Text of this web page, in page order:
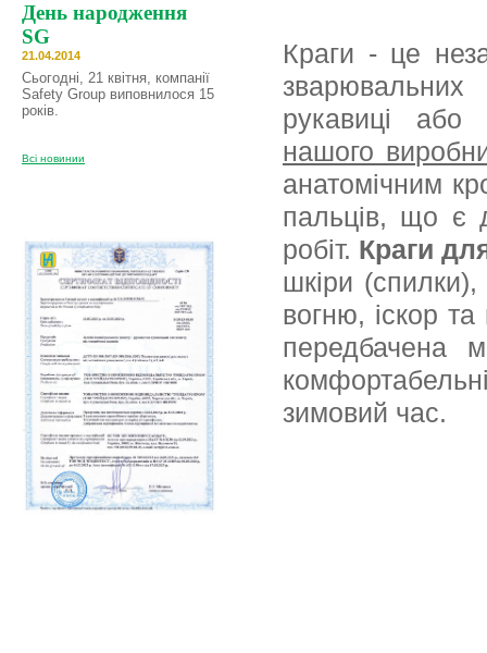
День народження
SG
21.04.2014
Сьогодні, 21 квітня, компанії
Safety Group виповнилося 15
років.
Всі новинии
Краги - це
рукавиці
нашого
анатомічним
пальців, що є
робіт. Краги
шкіри (спилки),
вогню, іскор та
передбачена
зимовий час.